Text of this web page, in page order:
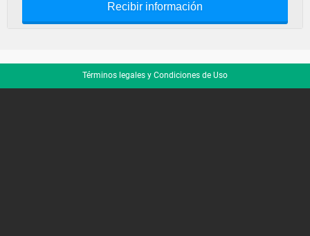
Recibir información
Términos legales y Condiciones de Uso